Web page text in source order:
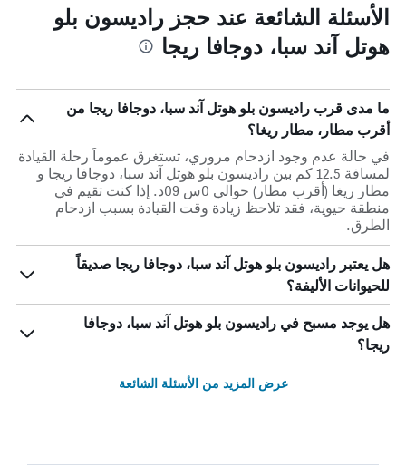
الأسئلة الشائعة عند حجز راديسون بلو
هوتل آند سبا، دوجافا ريجا
ما مدى قرب راديسون بلو هوتل آند سبا، دوجافا ريجا من
أقرب مطار، مطار ريغا؟
في حالة عدم وجود ازدحام مروري، تستغرق عموماً رحلة القيادة
لمسافة 12.5 كم بين راديسون بلو هوتل آند سبا، دوجافا ريجا و
مطار ريغا (أقرب مطار) حوالي 0س 09د. إذا كنت تقيم في
منطقة حيوية، فقد تلاحظ زيادة وقت القيادة بسبب ازدحام
الطرق.
هل يعتبر راديسون بلو هوتل آند سبا، دوجافا ريجا صديقاً
للحيوانات الأليفة؟
هل يوجد مسبح في راديسون بلو هوتل آند سبا، دوجافا
ريجا؟
عرض المزيد من الأسئلة الشائعة